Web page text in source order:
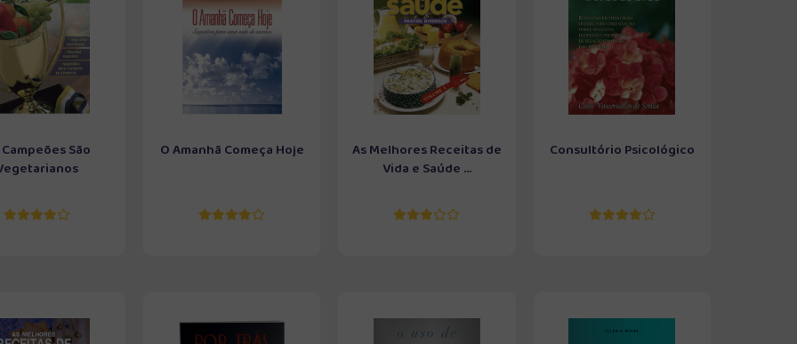
São
O Amanhã Começa Hoje
As Melhores Receitas de
Vida e Saúde ...
Consultório Psicológico